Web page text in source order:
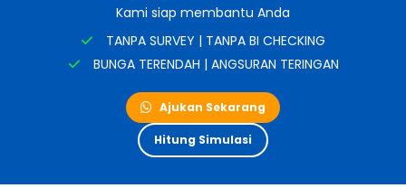
Kami siap membantu Anda
TANPA SURVEY | TANPA BI CHECKING
BUNGA TERENDAH | ANGSURAN TERINGAN
Ajukan Sekarang
Hitung Simulasi